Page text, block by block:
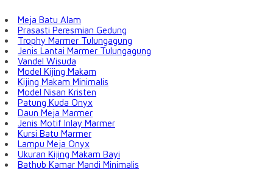
Meja Batu Alam
Prasasti Peresmian Gedung
Trophy Marmer Tulungagung
Jenis Lantai Marmer Tulungagung
Vandel Wisuda
Model Kijing Makam
Kijing Makam Minimalis
Model Nisan Kristen
Patung Kuda Onyx
Daun Meja Marmer
Jenis Motif Inlay Marmer
Kursi Batu Marmer
Lampu Meja Onyx
Ukuran Kijing Makam Bayi
Bathub Kamar Mandi Minimalis